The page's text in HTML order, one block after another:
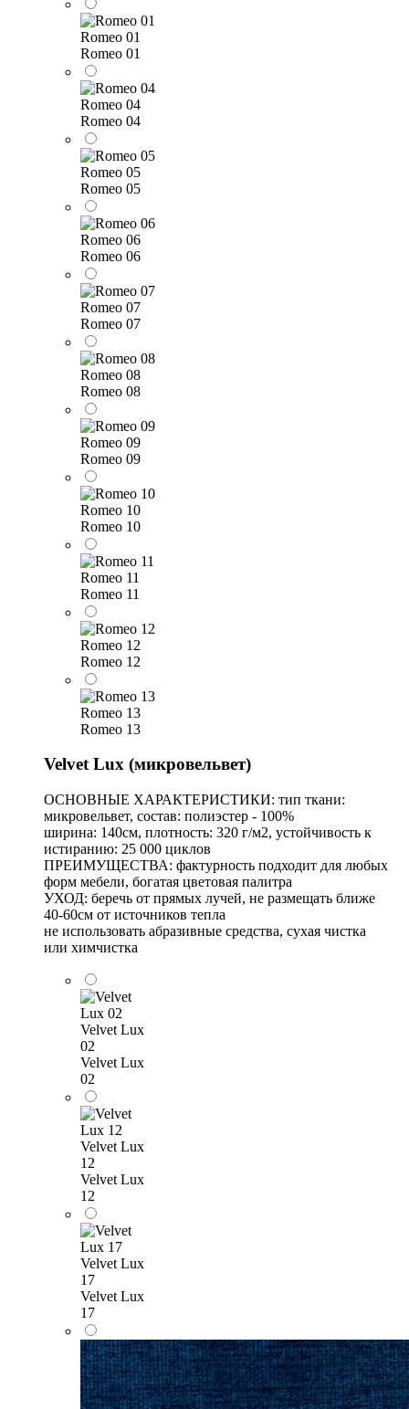
Romeo 01
Romeo 01
Romeo 04
Romeo 04
Romeo 05
Romeo 05
Romeo 06
Romeo 06
Romeo 07
Romeo 07
Romeo 08
Romeo 08
Romeo 09
Romeo 09
Romeo 10
Romeo 10
Romeo 11
Romeo 11
Romeo 12
Romeo 12
Romeo 13
Romeo 13
Velvet Lux (микровельвет)
ОСНОВНЫЕ ХАРАКТЕРИСТИКИ: тип ткани:
микровельвет, состав: полиэстер - 100%
ширина: 140см, плотность: 320 г/м2, устойчивость к
истиранию: 25 000 циклов
ПРЕИМУЩЕСТВА: фактурность подходит для любых
форм мебели, богатая цветовая палитра
УХОД: беречь от прямых лучей, не размещать ближе
40-60см от источников тепла
не использовать абразивные средства, сухая чистка
или химчистка
Velvet Lux
02
Velvet Lux
02
Velvet Lux
12
Velvet Lux
12
Velvet Lux
17
Velvet Lux
17